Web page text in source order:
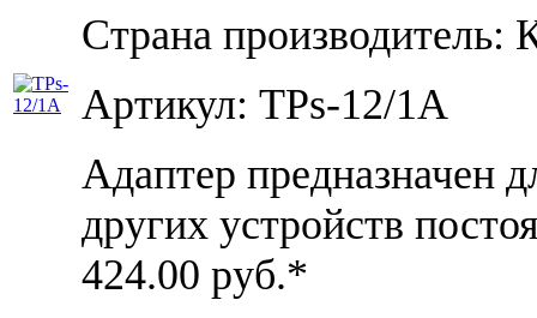
Страна производитель:
Артикул: TPs-12/1А
Адаптер предназначен
других устройств
424.00 руб.*